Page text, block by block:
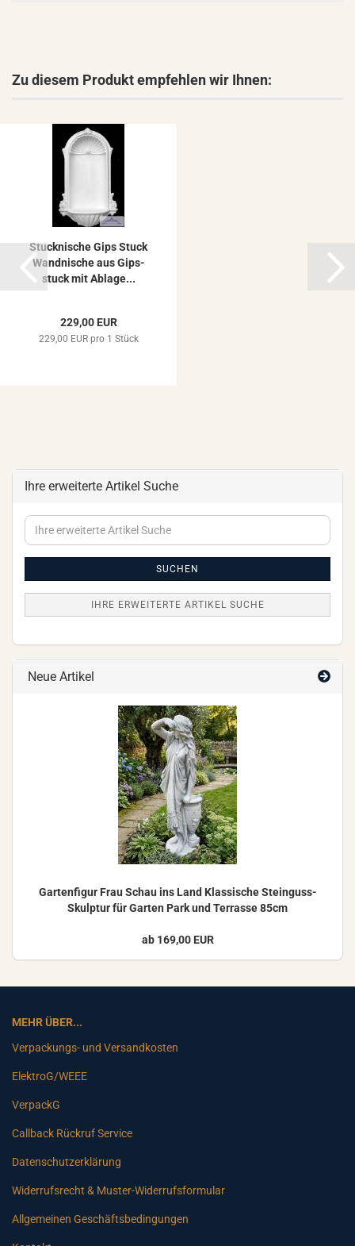
Zu diesem Produkt empfehlen wir Ihnen:
Stuck­ni­sche Gips Stuck
Wand­ni­sche aus Gips­
stuck mit Ab­la­ge...
229,00 EUR
229,00 EUR pro 1 Stück
Ihre erweiterte Artikel Suche
Ihre
erweiterte
SUCHEN
IHRE ERWEITERTE ARTIKEL SUCHE
Neue Artikel
Gar­ten­fi­gur Frau Schau ins Land Klas­si­sche Steinguss-​
Skulptur für Gar­ten Park und Ter­ras­se 85cm
ab 169,00 EUR
MEHR ÜBER...
Verpackungs- und Versandkosten
ElektroG/WEEE
VerpackG
Callback Rückruf Service
Datenschutzerklärung
Widerrufsrecht & Muster-Widerrufsformular
Allgemeinen Geschäftsbedingungen